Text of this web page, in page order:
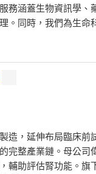
務涵蓋生物資訊學
。同時，我們為生命
造，延伸布局臨床前
完整產業鏈。母公
輔助評估腎功能。旗